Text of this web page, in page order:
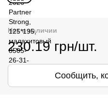
Нет в наличии
230.19 грн/шт.
Сообщить,